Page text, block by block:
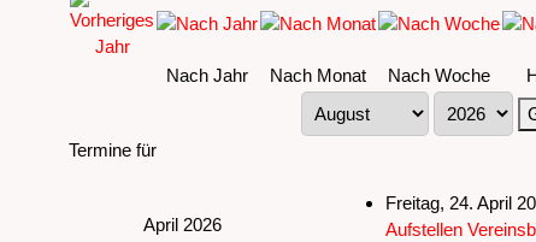
Nach Jahr Nach Monat Nach Woche
Termine für
April 2026
Freitag, 24. April
Aufstellen